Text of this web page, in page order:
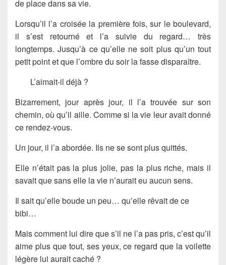
de place dans sa vie.
Lorsqu’il l’a croisée la première fois, sur le boulevard,
il s’est retourné et l’a suivie du regard… très
longtemps. Jusqu’à ce qu’elle ne soit plus qu’un tout
petit point et que l’ombre du soir la fasse disparaître.
L’aimait-il déjà ?
Bizarrement, jour après jour, il l’a trouvée sur son
chemin, où qu’il aille. Comme si la vie leur avait donné
ce rendez-vous.
Un jour, il l’a abordée. Ils ne se sont plus quittés.
Elle n’était pas la plus jolie, pas la plus riche, mais il
savait que sans elle la vie n’aurait eu aucun sens.
Il sait qu’elle boude un peu… qu’elle rêvait de ce
bibi…
Mais comment lui dire que s’il ne l’a pas pris, c’est qu’il
aime plus que tout, ses yeux, ce regard que la voilette
légère lui aurait caché ?